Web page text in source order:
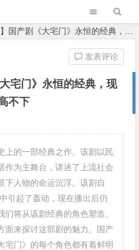
《大宅门》永恒的经典，现在播出后收视率依然居高不下
宅门》永恒的经典，现
不下
发表评论
上的一部经典之作。该剧以民
作为主舞台，讲述了上流社会
下人物的命运沉浮。该剧自
引起了轰动，现在播出后仍
将从该剧经典的角色塑造、
面来探讨这部剧的魅力。国产
宅门》的每个角色都有着鲜明